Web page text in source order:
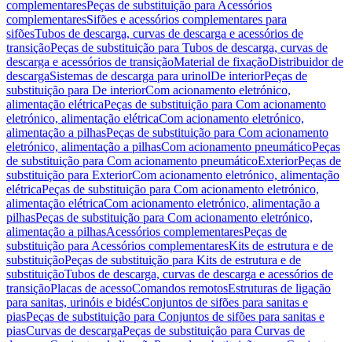
complementaresPeças de substituição para Acessórios
complementaresSifões e acessórios complementares para
sifõesTubos de descarga, curvas de descarga e acessórios de
transiçãoPeças de substituição para Tubos de descarga, curvas de
descarga e acessórios de transiçãoMaterial de fixaçãoDistribuidor de
descargaSistemas de descarga para urinolDe interiorPeças de
substituição para De interiorCom acionamento eletrónico,
alimentação elétricaPeças de substituição para Com acionamento
eletrónico, alimentação elétricaCom acionamento eletrónico,
alimentação a pilhasPeças de substituição para Com acionamento
eletrónico, alimentação a pilhasCom acionamento pneumáticoPeças
de substituição para Com acionamento pneumáticoExteriorPeças de
substituição para ExteriorCom acionamento eletrónico, alimentação
elétricaPeças de substituição para Com acionamento eletrónico,
alimentação elétricaCom acionamento eletrónico, alimentação a
pilhasPeças de substituição para Com acionamento eletrónico,
alimentação a pilhasAcessórios complementaresPeças de
substituição para Acessórios complementaresKits de estrutura e de
substituiçãoPeças de substituição para Kits de estrutura e de
substituiçãoTubos de descarga, curvas de descarga e acessórios de
transiçãoPlacas de acessoComandos remotosEstruturas de ligação
para sanitas, urinóis e bidésConjuntos de sifões para sanitas e
piasPeças de substituição para Conjuntos de sifões para sanitas e
piasCurvas de descargaPeças de substituição para Curvas de